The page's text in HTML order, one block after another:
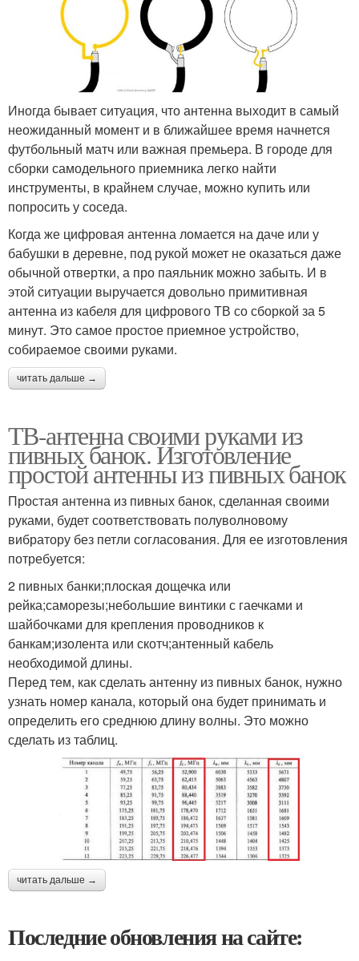
Иногда бывает ситуация, что антенна выходит в самый
неожиданный момент и в ближайшее время начнется
футбольный матч или важная премьера. В городе для
сборки самодельного приемника легко найти
инструменты, в крайнем случае, можно купить или
попросить у соседа.
Когда же цифровая антенна ломается на даче или у
бабушки в деревне, под рукой может не оказаться даже
обычной отвертки, а про паяльник можно забыть. И в
этой ситуации выручается довольно примитивная
антенна из кабеля для цифрового ТВ со сборкой за 5
минут. Это самое простое приемное устройство,
собираемое своими руками.
читать дальше →
ТВ-антенна своими руками из
пивных банок. Изготовление
простой антенны из пивных банок
Простая антенна из пивных банок, сделанная своими
руками, будет соответствовать полуволновому
вибратору без петли согласования. Для ее изготовления
потребуется:
2 пивных банки;плоская дощечка или
рейка;саморезы;небольшие винтики с гаечками и
шайбочками для крепления проводников к
банкам;изолента или скотч;антенный кабель
необходимой длины.
Перед тем, как сделать антенну из пивных банок, нужно
узнать номер канала, который она будет принимать и
определить его среднюю длину волны. Это можно
сделать из таблиц.
читать дальше →
Последние обновления на сайте: